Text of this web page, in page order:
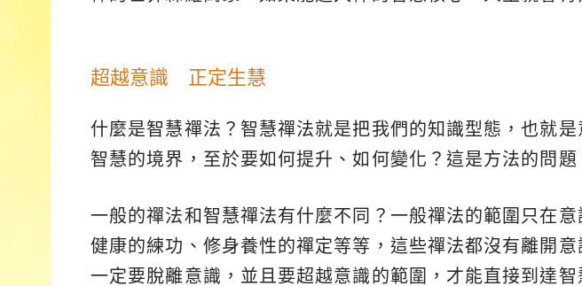
超越意識 正定生慧
什麼是智慧禪法？智慧禪法就是把我們的知識型態，也就是
智慧的境界，至於要如何提升、如何變化？這是方法的問題
一般的禪法和智慧禪法有什麼不同？一般禪法的範圍只在
健康的練功、修身養性的禪定等等，這些禪法都沒有離開
一定要脫離意識，並且要超越意識的範圍，才能直接到達